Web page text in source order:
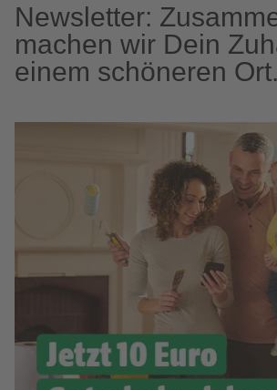
Newsletter:
machen wir Dein
einem schöneren Ort.